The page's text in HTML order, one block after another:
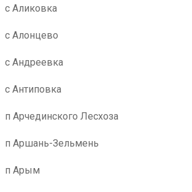
с Аликовка
с Алонцево
с Андреевка
с Антиповка
п Арчединского Лесхоза
п Аршань-Зельмень
п Арым